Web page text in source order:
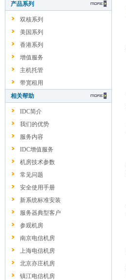
产品系列
双核系列
美国系列
香港系列
增值服务
主机托管
带宽租用
相关帮助
IDC简介
我们的优势
服务内容
IDC增值服务
机房技术参数
常见问题
安全使用手册
新系统标准安装
服务器典型客户
参观机房
南京电信机房
上海电信机房
北京亦庄机房
镇江电信机房